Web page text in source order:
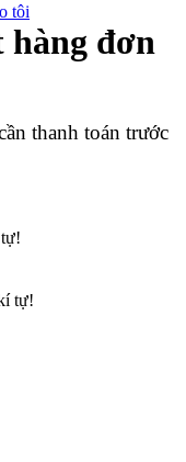
tôi
đơn
thanh toán trước
tự!